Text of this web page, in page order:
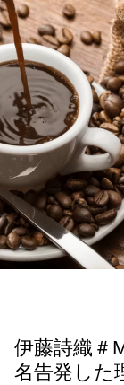
伊藤詩織＃
名告発した